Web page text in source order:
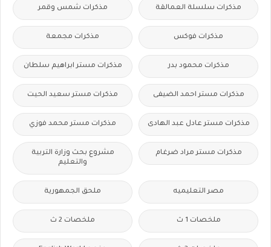
مذكرات سلسلة العمالقة مذكرات شمس وقمر
مذكرات فوكس مذكرات مجمعة
مذكرات محمود بدر مذكرات مستر ابراهيم سلطان
مذكرات مستر احمد الضيفى مذكرات مستر سعيد الحيت
مذكرات مستر عادل عبد الهادى مذكرات مستر محمد فوزي
مذكرات مستر مراد ضرغام
مشروع بحث وزارة التربية
والتعليم
مصر التعليميه ملحق الجمهورية
ملخصات 1 ث ملخصات 2 ث